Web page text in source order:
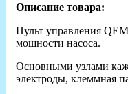
Описание товара:
Пульт управления
мощности насоса.
Основными узлами
электроды, клеммная